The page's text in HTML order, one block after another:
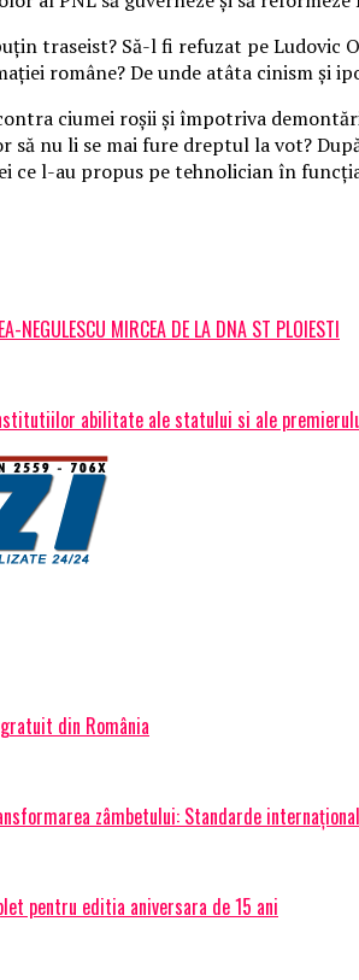
traseist? Să-l fi refuzat pe Ludovic
române? De unde atâta cinism şi
ciumei roşii şi împotriva
nu li se mai fure dreptul la vot?
ce l-au propus pe tehnolician în
NEGULESCU MIRCEA DE LA DNA ST PLOIESTI
abilitate ale statului si ale
din România
zâmbetului: Standarde
pentru editia aniversara de 15 ani